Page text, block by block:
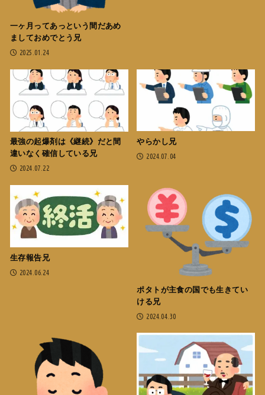
一ヶ月ってあっという間だあめ
ましておめでとう兄
2025.01.24
最強の起爆剤は《継続》だと間
違いなく確信している兄
2024.07.22
やらかし兄
2024.07.04
生存報告兄
2024.06.24
ポタトが主食の国でも生きてい
ける兄
2024.04.30